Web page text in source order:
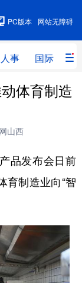
网站无障碍
PC版本
人事 国际 财
人事
体育
军事
数字经济
体育制造
山西
品发布会日前
育制造业向“智